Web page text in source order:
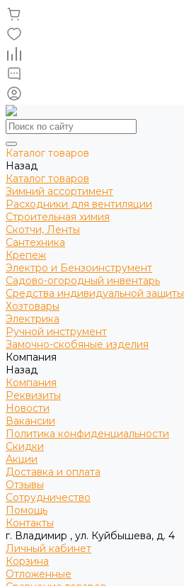
Каталог товаров
Назад
Каталог товаров
Зимний ассортимент
Расходники для вентиляции
Строительная химия
Скотчи, Ленты
Сантехника
Крепеж
Электро и Бензоинструмент
Садово-огородный инвентарь
Средства индивидуальной защиты
Хозтовары
Электрика
Ручной инструмент
Замочно-скобяные изделия
Компания
Назад
Компания
Реквизиты
Новости
Вакансии
Политика конфиденциальности
Скидки
Акции
Доставка и оплата
Отзывы
Сотрудничество
Помощь
Контакты
г. Владимир , ул. Куйбышева, д. 4
Личный кабинет
Корзина
Отложенные